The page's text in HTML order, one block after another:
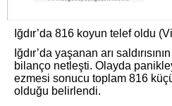
Iğdır’da 816 koyun telef oldu
Iğdır’da yaşanan arı
bilanço netleşti. Olayda
ezmesi sonucu toplam 816
olduğu belirlendi.